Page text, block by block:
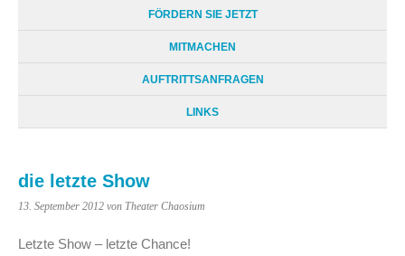
FÖRDERN SIE JETZT
MITMACHEN
AUFTRITTSANFRAGEN
LINKS
die letzte Show
13. September 2012 von Theater Chaosium
Letzte Show – letzte Chance!